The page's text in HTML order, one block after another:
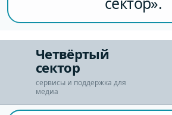
Четвёртый
сектор
сервисы и поддержка для
медиа